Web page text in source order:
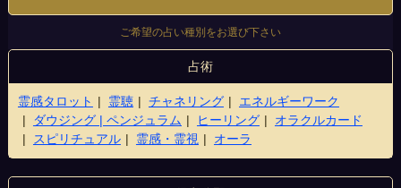
ご希望の占い種別をお選び下さい
占術
霊感タロット 霊聴 チャネリング
エネルギーワーク
ダウジング | ペンジュラム
ヒーリング
オラクルカード
スピリチュアル
霊感・霊視 オーラ